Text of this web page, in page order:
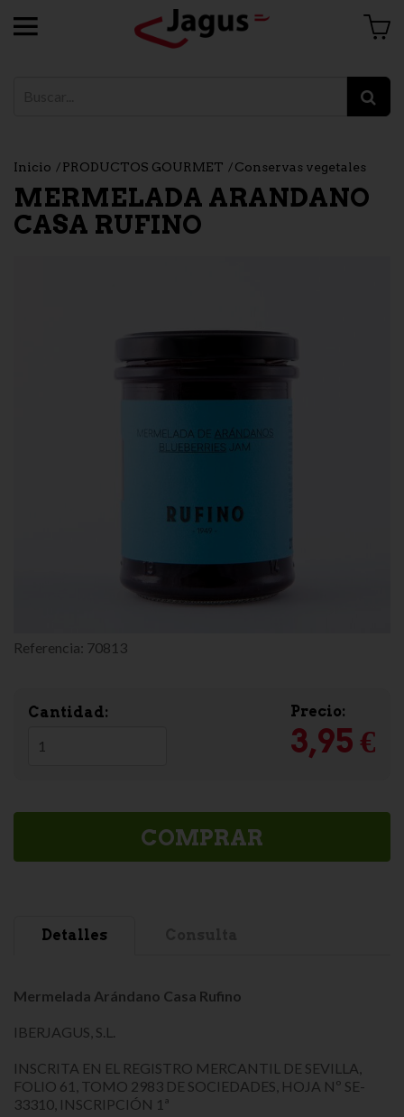
Inicio PRODUCTOS GOURMET Conservas vegetales
MERMELADA ARANDANO
CASA RUFINO
Referencia: 70813
Cantidad: Precio:
3,95 €
COMPRAR
Detalles
Mermelada Arándano Casa Rufino
IBERJAGUS, S.L.
INSCRITA EN EL REGISTRO MERCANTIL DE SEVILLA,
FOLIO 61, TOMO 2983 DE SOCIEDADES, HOJA Nº SE-
33310, INSCRIPCIÓN 1ª